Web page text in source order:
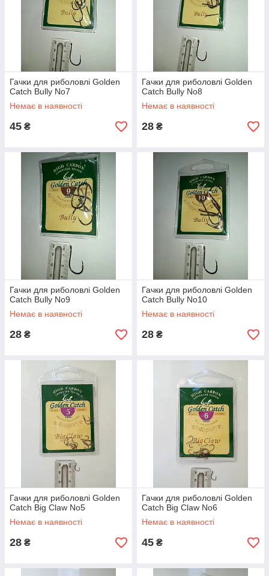
Гачки для риболовлі Golden
Catch Bully No7
Немає в наявності
45 ₴
Гачки для риболовлі Golden
Catch Bully No8
Немає в наявності
28 ₴
Гачки для риболовлі Golden
Catch Bully No9
Немає в наявності
28 ₴
Гачки для риболовлі Golden
Catch Bully No10
Немає в наявності
28 ₴
Гачки для риболовлі Golden
Catch Big Claw No5
Немає в наявності
28 ₴
Гачки для риболовлі Golden
Catch Big Claw No6
Немає в наявності
45 ₴